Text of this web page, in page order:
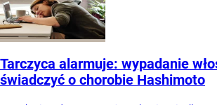
Tarczyca alarmuje: wypadanie
świadczyć o chorobie Hashimoto